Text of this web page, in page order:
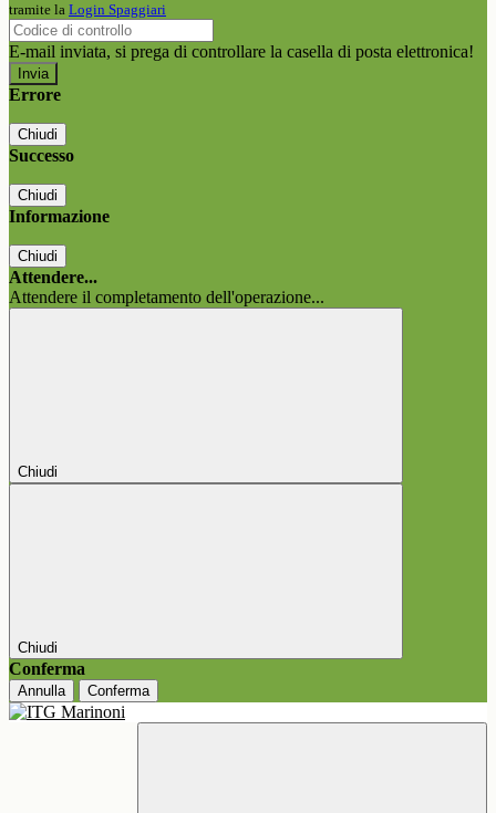
tramite la Login Spaggiari
E-mail inviata, si prega di controllare la casella di posta elettronica!
Errore
Chiudi
Successo
Chiudi
Informazione
Chiudi
Attendere...
Attendere il completamento dell'operazione...
Chiudi
Chiudi
Conferma
Annulla Conferma